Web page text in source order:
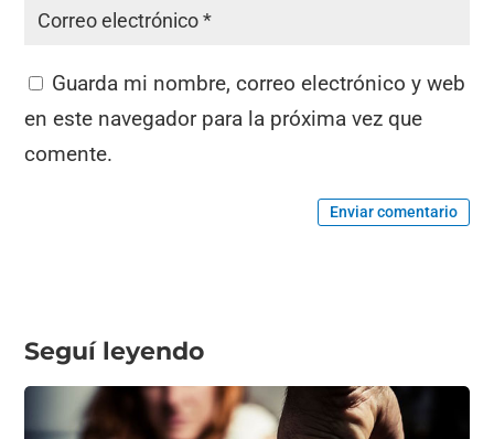
Guarda mi nombre, correo electrónico y web
en este navegador para la próxima vez que
comente.
Enviar comentario
Seguí leyendo